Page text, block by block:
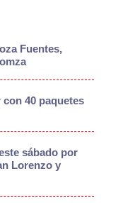
Fuentes,
40 paquetes
sábado por
Lorenzo y